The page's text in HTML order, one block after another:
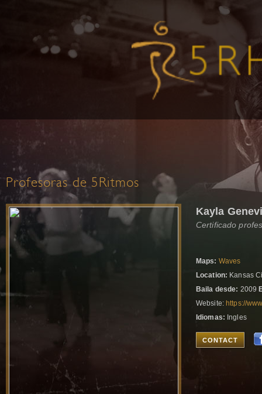
Profesoras de 5Ritmos
Kayla
Certificado
Maps: Waves
Location: Kansas
Baila desde: 2009
Website: https://
Idiomas: Ingles
CONTACT